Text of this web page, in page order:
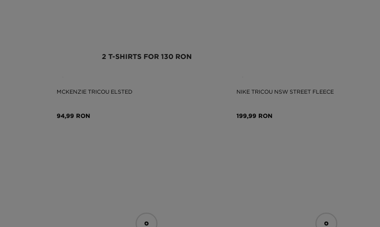
2 T-SHIRTS FOR 130 RON
MCKENZIE TRICOU ELSTED
94,99 RON
NIKE TRICOU NSW STREET FLEECE
199,99 RON